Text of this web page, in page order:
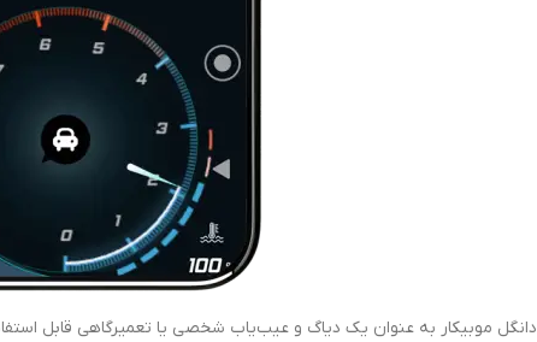
دانگل موبیکار به عنوان یک دیاگ و عیب‌یاب شخصی یا تعمیرگاهی قابل